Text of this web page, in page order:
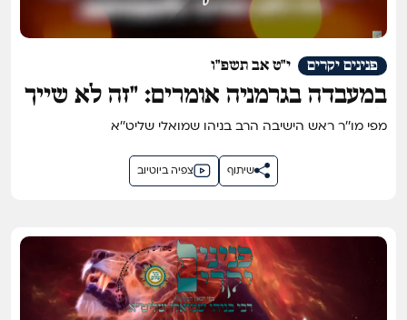
י"ט אב תשפ"ו פנינים יקרים
במעבדה בגרמניה אומרים: "זה לא שייך
ליהודים"!
מפי מו''ר ראש הישיבה הרב בניהו שמואלי שליט''א
צפיה ביוטיוב שיתוף